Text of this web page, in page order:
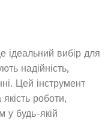
ідеальний вибір для
надійність,
Цей інструмент
роботи,
у будь-якій